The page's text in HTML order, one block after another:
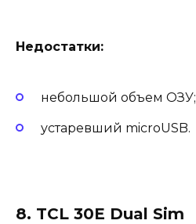
Недостатки:
небольшой объем ОЗУ;
устаревший microUSB.
8. TCL 30E Dual Sim